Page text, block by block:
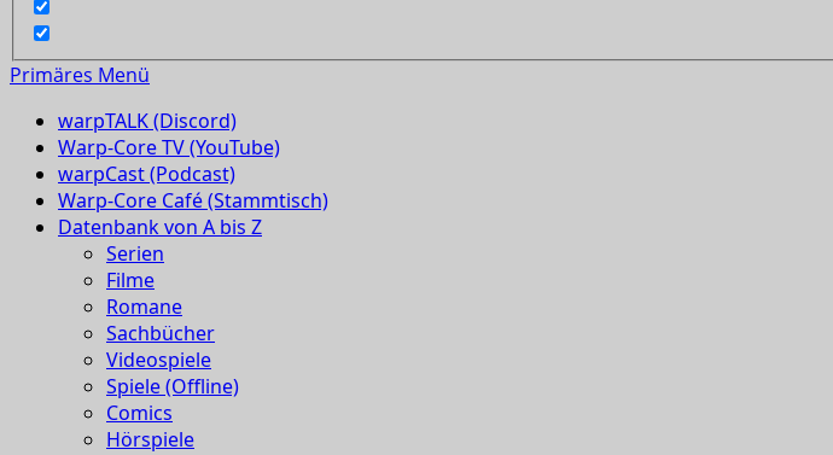
Primäres Menü
warpTALK (Discord)
Warp-Core TV (YouTube)
warpCast (Podcast)
Warp-Core Café (Stammtisch)
Datenbank von A bis Z
Serien
Filme
Romane
Sachbücher
Videospiele
Spiele (Offline)
Comics
Hörspiele